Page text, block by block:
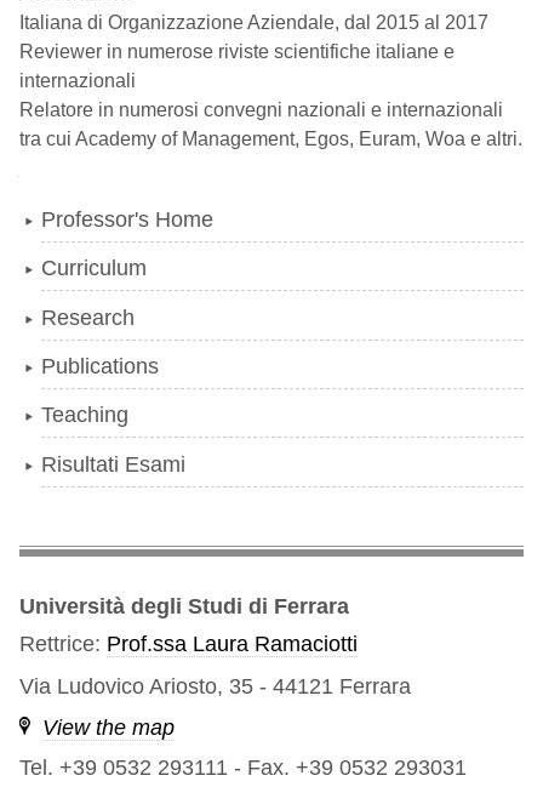
Italiana di Organizzazione Aziendale, dal 2015 al 2017
Reviewer in numerose riviste scientifiche italiane e
internazionali
Relatore in numerosi convegni nazionali e internazionali
tra cui Academy of Management, Egos, Euram, Woa e altri.
Professor's Home
Curriculum
Research
Publications
Teaching
Risultati Esami
Università degli Studi di Ferrara
Rettrice: Prof.ssa Laura Ramaciotti
Via Ludovico Ariosto, 35 - 44121 Ferrara
View the map
Tel. +39 0532 293111 - Fax. +39 0532 293031